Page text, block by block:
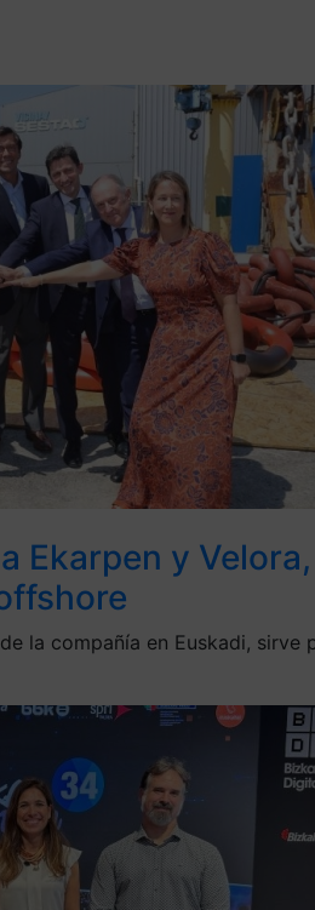
Ekarpen y
la compañía en Euskadi,